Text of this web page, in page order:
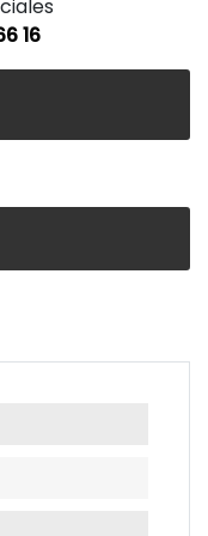
envolvente. La
una alternativa
refleja la
inspiración.
16